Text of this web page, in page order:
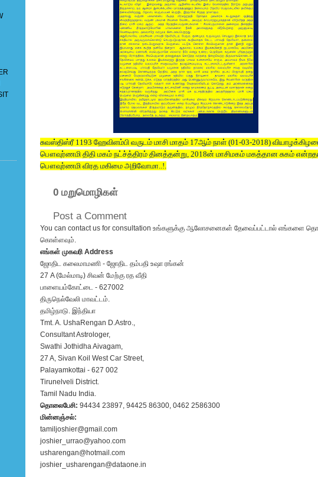
சுவஸ்திஸ்ரீ 1193 ஹேவிளம்பி வருடம் மாசி மாதம் 17ஆம் நாள் (01-03-2018)
பௌவுர்ணமி திதி மகம் நட்ச்த்திரம் தினத்தன்று, 2018ன் மாசிமகம் மகத்தான சுகம்
பௌவுர்ணமி விரத மகிமை அறிவோமா..!.
0 மறுமொழிகள்
Post a Comment
You can contact us for consultation உங்களுக்கு ஆலோசனைகள் தேவைப்பட்டால் எங்களை
கொள்ளவும்.
எங்கள் முகவரி Address
ஜோதிட கலைமாமணி - ஜோதிட தம்பதி உஷா ரங்கன்
27 A (மேல்மாடி) சிவன் மேற்கு ரத வீதி
பாளையம்கோட்டை - 627002
திருநெல்வேலி மாவட்டம்.
தமிழ்நாடு. இந்தியா
Tmt. A. UshaRengan D.Astro.,
Consultant Astrologer,
Swathi Jothidha Aivagam,
27 A, Sivan Koil West Car Street,
Palayamkottai - 627 002
Tirunelveli District.
Tamil Nadu India.
தொலைபேசி: 94434 23897, 94425 86300, 0462 2586300
மின்னஞ்சல்:
tamiljoshier@gmail.com
joshier_urrao@yahoo.com
usharengan@hotmail.com
joshier_usharengan@dataone.in